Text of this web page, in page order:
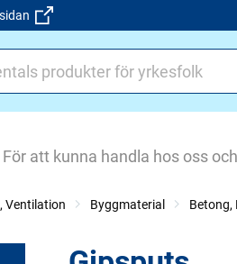
För att kunna handla hos oss
Ventilation Byggmaterial
Betong,